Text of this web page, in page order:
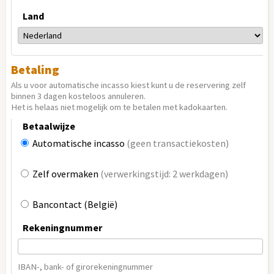
Land
Betaling
Als u voor automatische incasso kiest kunt u de reservering zelf
binnen 3 dagen kosteloos annuleren.
Het is helaas niet mogelijk om te betalen met kadokaarten.
Betaalwijze
Automatische incasso (geen transactiekosten)
Zelf overmaken (verwerkingstijd: 2 werkdagen)
Bancontact (België)
Rekeningnummer
IBAN-, bank- of girorekeningnummer